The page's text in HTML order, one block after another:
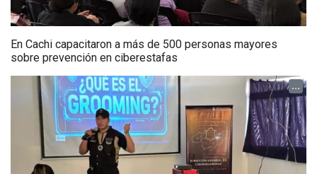
En Cachi capacitaron a más de 500 personas mayores
sobre prevención en ciberestafas
...